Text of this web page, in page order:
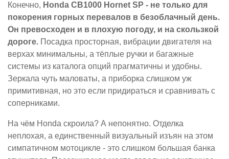
Конечно, Honda CB1000 Hornet SP - не только для
покорения горных перевалов в безоблачный день.
Он превосходен и в плохую погоду, и на скользкой
дороге. Посадка просторная, вибрации двигателя на
верхах минимальны, а тёплые ручки и багажные
системы из каталога опций прагматичны и удобны.
Зеркала чуть маловаты, а приборка слишком уж
примитивная, но это если придираться и сравнивать с
соперниками.
На чём Honda скроила? А непонятно. Отделка
неплохая, а единственный визуальный изъян на этом
симпатичном мотоцикле - это слишком большая банка